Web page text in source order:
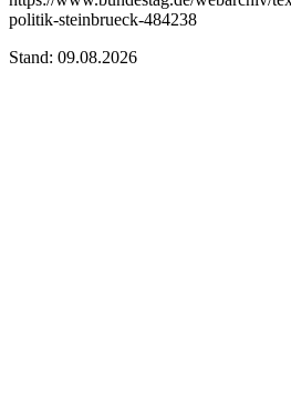
politik-steinbrueck-484238
Stand: 09.08.2026